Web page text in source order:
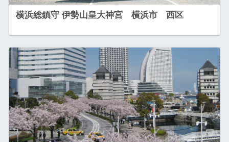
横浜総鎮守 伊勢山皇大神宮 横浜市 西区